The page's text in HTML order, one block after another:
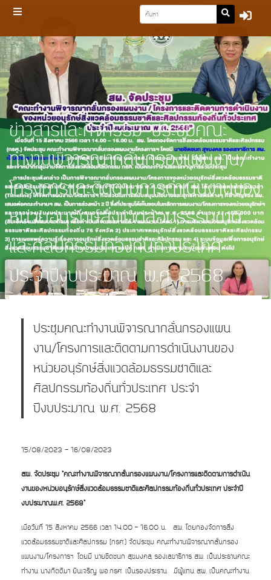
ข่าวสารและกิจกรรม-ประชุมคณะ
ทำงานพิจารณากลั่นกรองแผนงาน/
โครงการและติดตามการดำเนินงานของ
หน่วยอนุรักษ์สิ่งแวดล้อมธรรมชาติ
และศิลปกรรมท้องถิ่นทั่วประเทศ
ประจำปีงบประมาณ พ.ศ. 2568
ประชุมคณะทำงานพิจารณากลั่นกรองแผน
งาน/โครงการและติดตามการดำเนินงานของ
หน่วยอนุรักษ์สิ่งแวดล้อมธรรมชาติและ
ศิลปกรรมท้องถิ่นทั่วประเทศ ประจำ
ปีงบประมาณ พ.ศ. 2568
15/08/2023 - 16/08/2023
สผ. จัดประชุม “คณะทำงานพิจารณากลั่นกรองแผนงาน/โครงการและติดตามการดำเนิน
งานของหน่วยอนุรักษ์สิ่งแวดล้อมธรรมชาติและศิลปกรรมท้องถิ่นทั่วประเทศ ประจำปี
งบประมาณพ.ศ. 2568”
เมื่อวันที่ 15 สิงหาคม 2566 เวลา 14.00 – 16.00 น. สผ. โดยกองจัดการสิ่ง
แวดล้อมธรรมชาติและศิลปกรรม (กธศ.) จัดประชุม คณะทำงานพิจารณากลั่นกรอง
แผนงาน/โครงการฯ โดยมี นายชิดชนก สุขมงคล รองเลขาธิการ สผ. เป็นประธานคณะ
ทำงาน นางกิตติมา ยินเจริญ ผอ.กธศ. เป็นรองประธาน มีผู้แทน สผ. เป็นคณะทำงาน